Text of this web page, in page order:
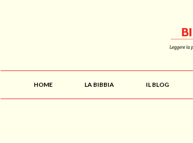
HOME LA BIBBIA IL BLOG